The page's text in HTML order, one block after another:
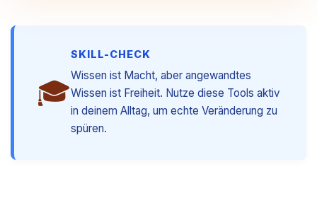
🎓
SKILL-CHECK
Wissen ist Macht, aber angewandtes
Wissen ist Freiheit. Nutze diese Tools aktiv
in deinem Alltag, um echte Veränderung zu
spüren.